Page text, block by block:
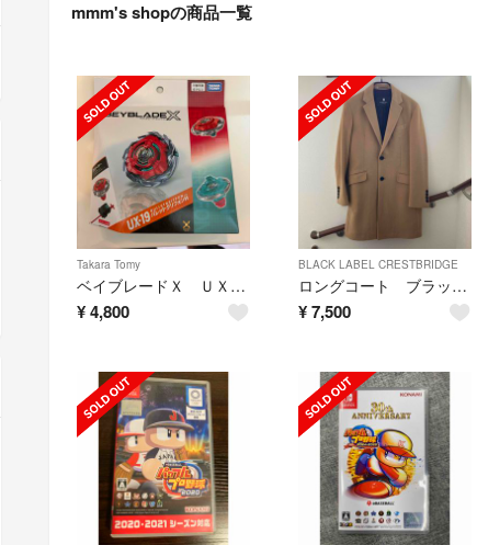
mmm's shopの商品一覧
Takara Tomy
ベイブレードＸ ＵＸ１９ スターター バレットグリフォンＨ
¥4,800
BLACK LABEL CRESTBRIDGE
ロングコート ブラックレーベル
¥7,500